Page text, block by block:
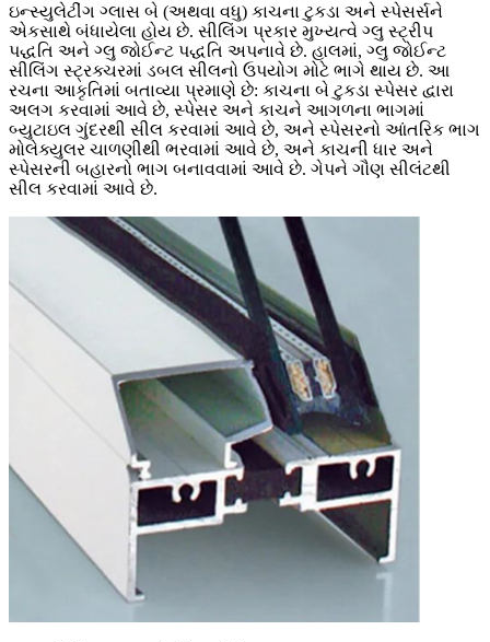
ઇન્સ્યુલેટીંગ ગ્લાસ બે (અથવા વધુ) કાચના ટુકડા અને સ્પેસર્સને
એકસાથે બંધાયેલા હોય છે. સીલિંગ પ્રકાર મુખ્યત્વે ગ્લુ સ્ટ્રીપ
પદ્ધતિ અને ગ્લુ જોઈન્ટ પદ્ધતિ અપનાવે છે. હાલમાં, ગ્લુ જોઈન્ટ
સીલિંગ સ્ટ્રક્ચરમાં ડબલ સીલનો ઉપયોગ મોટે ભાગે થાય છે. આ
રચના આકૃતિમાં બતાવ્યા પ્રમાણે છે: કાચના બે ટુકડા સ્પેસર દ્વારા
અલગ કરવામાં આવે છે, સ્પેસર અને કાચને આગળના ભાગમાં
બ્યુટાઇલ ગુંદરથી સીલ કરવામાં આવે છે, અને સ્પેસરનો આંતરિક ભાગ
મોલેક્યુલર ચાળણીથી ભરવામાં આવે છે, અને કાચની ધાર અને
સ્પેસરની બહારનો ભાગ બનાવવામાં આવે છે. ગેપને ગૌણ સીલંટથી
સીલ કરવામાં આવે છે.